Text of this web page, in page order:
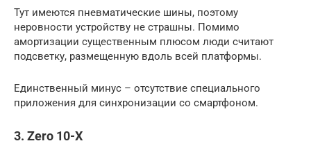
Тут имеются пневматические шины, поэтому
неровности устройству не страшны. Помимо
амортизации существенным плюсом люди считают
подсветку, размещенную вдоль всей платформы.
Единственный минус – отсутствие специального
приложения для синхронизации со смартфоном.
3. Zero 10-X